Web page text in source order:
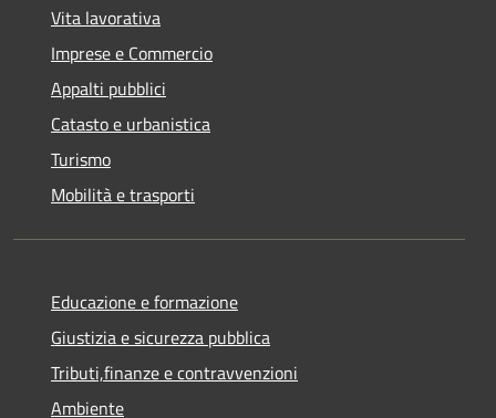
Vita lavorativa
Imprese e Commercio
Appalti pubblici
Catasto e urbanistica
Turismo
Mobilità e trasporti
Educazione e formazione
Giustizia e sicurezza pubblica
Tributi,finanze e contravvenzioni
Ambiente